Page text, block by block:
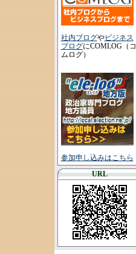
社内ブログやビジネス
ブログにCOMLOG（コ
ムログ）
参加申し込みはこちら
URL